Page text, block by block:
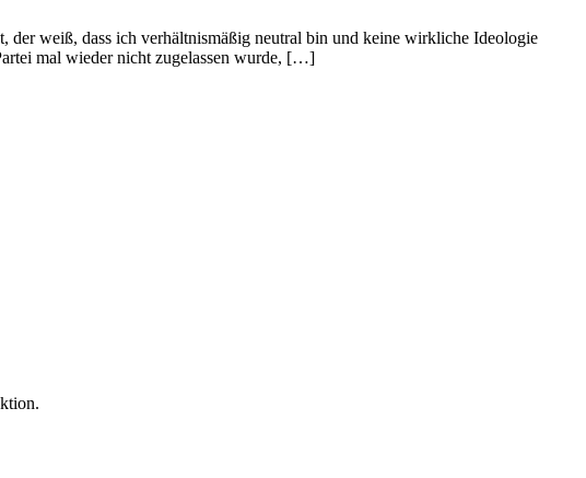
der weiß, dass ich verhältnismäßig neutral bin und keine wirkliche Ideologie
mal wieder nicht zugelassen wurde, […]